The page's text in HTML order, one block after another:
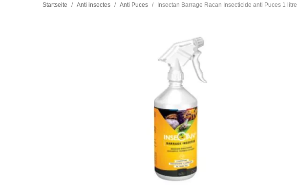
Startseite Anti insectes Anti Puces Insectan Barrage Racan Insecticide anti Puces 1 litre